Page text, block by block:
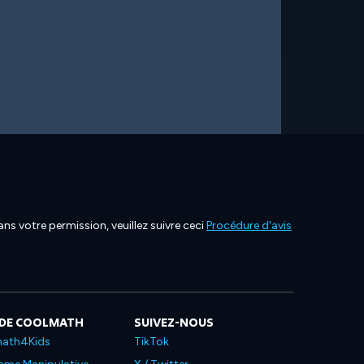
votre permission, veuillez suivre ceciProcédure d'avis
COOLMATH SUIVEZ-NOUS
TikTok